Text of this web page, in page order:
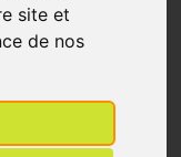
site et
de nos